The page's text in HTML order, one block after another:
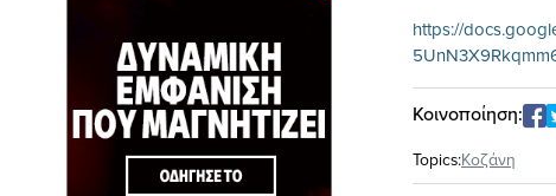
https://
Κοινοποίηση:
Topics:Κοζάνη